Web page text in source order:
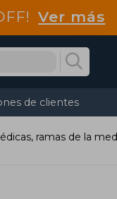
Ver más
de clientes
ramas de la